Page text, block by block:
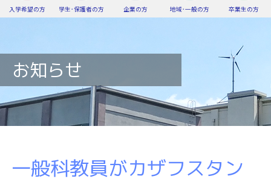
入学希望の方 学生･保護者の方 企業の方 地域･一般の方 卒業生の方
お知らせ
一般科教員がカザフスタン